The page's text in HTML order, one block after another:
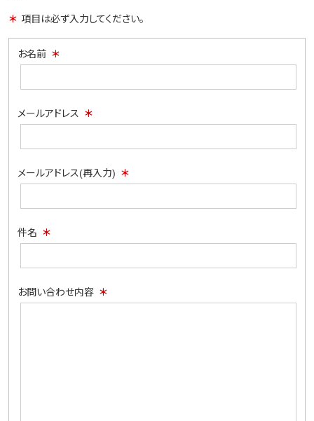
項目は必ず入力してください。
お名前
メールアドレス
メールアドレス(再入力)
件名
お問い合わせ内容